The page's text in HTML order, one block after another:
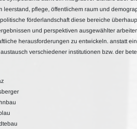
leerstand, pflege, öffentlichem raum und
förderlandschaft diese bereiche
und perspektiven ausgewählter
herausforderungen zu entwickeln. anstatt
verschiedener institutionen bzw. der